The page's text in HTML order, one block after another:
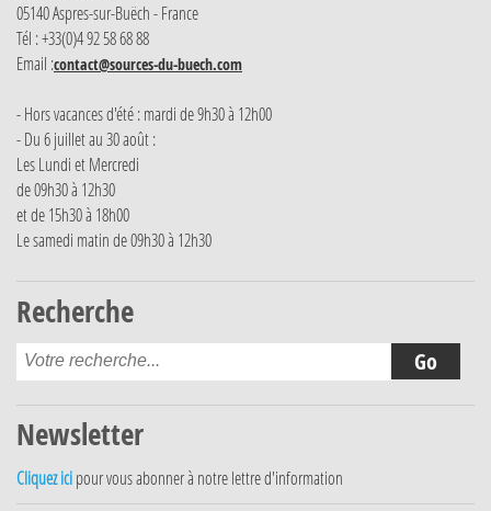
05140 Aspres-sur-Buëch - France
Tél : +33(0)4 92 58 68 88
Email :contact@sources-du-buech.com
- Hors vacances d'été : mardi de 9h30 à 12h00
- Du 6 juillet au 30 août :
Les Lundi et Mercredi
de 09h30 à 12h30
et de 15h30 à 18h00
Le samedi matin de 09h30 à 12h30
Recherche
Newsletter
Cliquez ici pour vous abonner à notre lettre d'information